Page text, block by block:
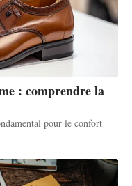
: comprendre la
pour le confort